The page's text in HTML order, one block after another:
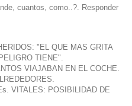
cuantos, como..?. Responder
"EL QUE MAS GRITA
TIENE".
VIAJABAN EN EL COCHE.
VITALES: POSIBILIDAD DE